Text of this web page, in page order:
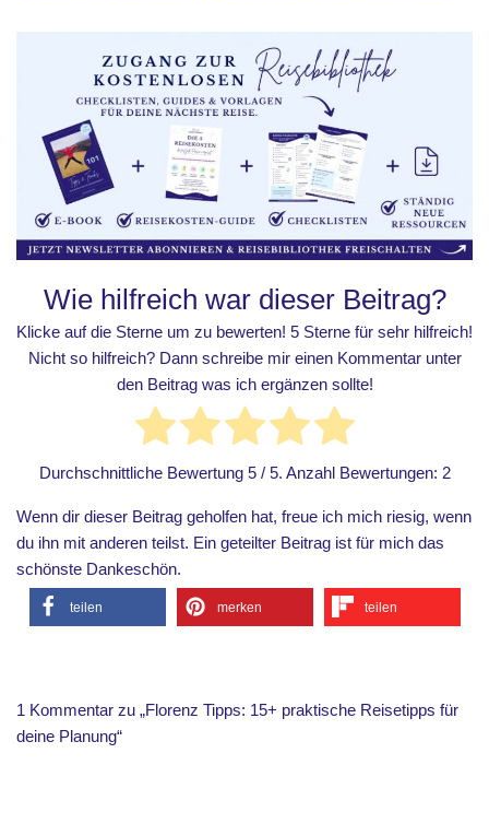
Wie hilfreich war dieser Beitrag?
Klicke auf die Sterne um zu bewerten! 5 Sterne für sehr hilfreich!
Nicht so hilfreich? Dann schreibe mir einen Kommentar unter
den Beitrag was ich ergänzen sollte!
Durchschnittliche Bewertung 5/ 5. Anzahl Bewertungen: 2
Wenn dir dieser Beitrag geholfen hat, freue ich mich riesig, wenn
du ihn mit anderen teilst. Ein geteilter Beitrag ist für mich das
schönste Dankeschön.
teilen merken teilen
1 Kommentar zu „Florenz Tipps: 15+ praktische Reisetipps für
deine Planung“